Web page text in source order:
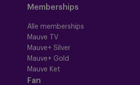
Memberships
Alle memberships
Mauve TV
Mauve+ Silver
Mauve+ Gold
Mauve Ket
Fan